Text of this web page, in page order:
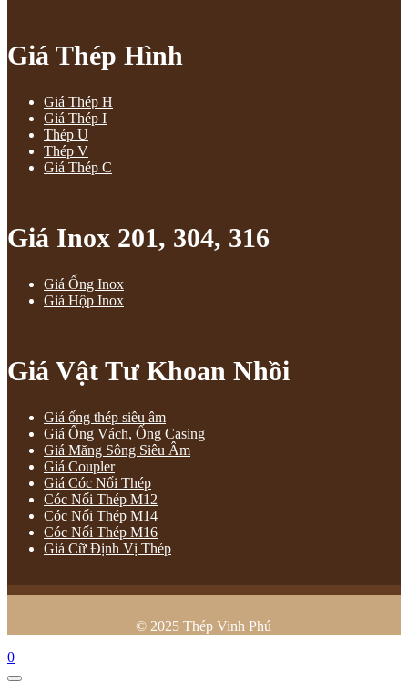
Giá Thép Hình
Giá Thép H
Giá Thép I
Thép U
Thép V
Giá Thép C
Giá Inox 201, 304, 316
Giá Ống Inox
Giá Hộp Inox
Giá Vật Tư Khoan Nhồi
Giá ống thép siêu âm
Giá Ống Vách, Ống Casing
Giá Măng Sông Siêu Âm
Giá Coupler
Giá Cóc Nối Thép
Cóc Nối Thép M12
Cóc Nối Thép M14
Cóc Nối Thép M16
Giá Cữ Định Vị Thép
© 2025 Thép Vinh Phú
0